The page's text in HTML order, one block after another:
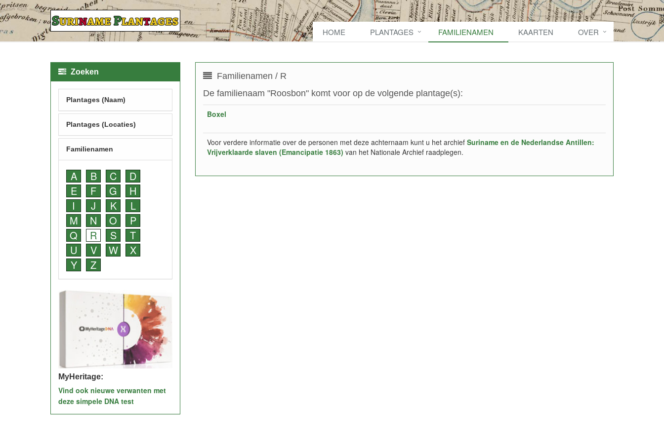
HOME PLANTAGES FAMILIENAMEN KAARTEN OVER
Familienamen / R
De familienaam "Roosbon" komt voor op de volgende plantage(s):
Boxel
Voor verdere informatie over de personen met deze achternaam kunt u het archief Suriname en de Nederlandse Antillen:
Vrijverklaarde slaven (Emancipatie 1863) van het Nationale Archief raadplegen.
Zoeken
Plantages (Naam)
Plantages (Locaties)
Familienamen
A B C
D
E
F G
H
I
J K
L
M
N O
P
Q
R S
T
U
V W
X
Y
Z
MyHeritage:
Vind ook nieuwe verwanten met
deze simpele DNA test